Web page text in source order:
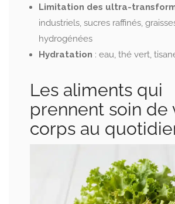
Limitation des ultra-
industriels, sucres raffinés,
hydrogénées
Hydratation : eau, thé vert,
Les aliments qui
prennent soin de
corps au